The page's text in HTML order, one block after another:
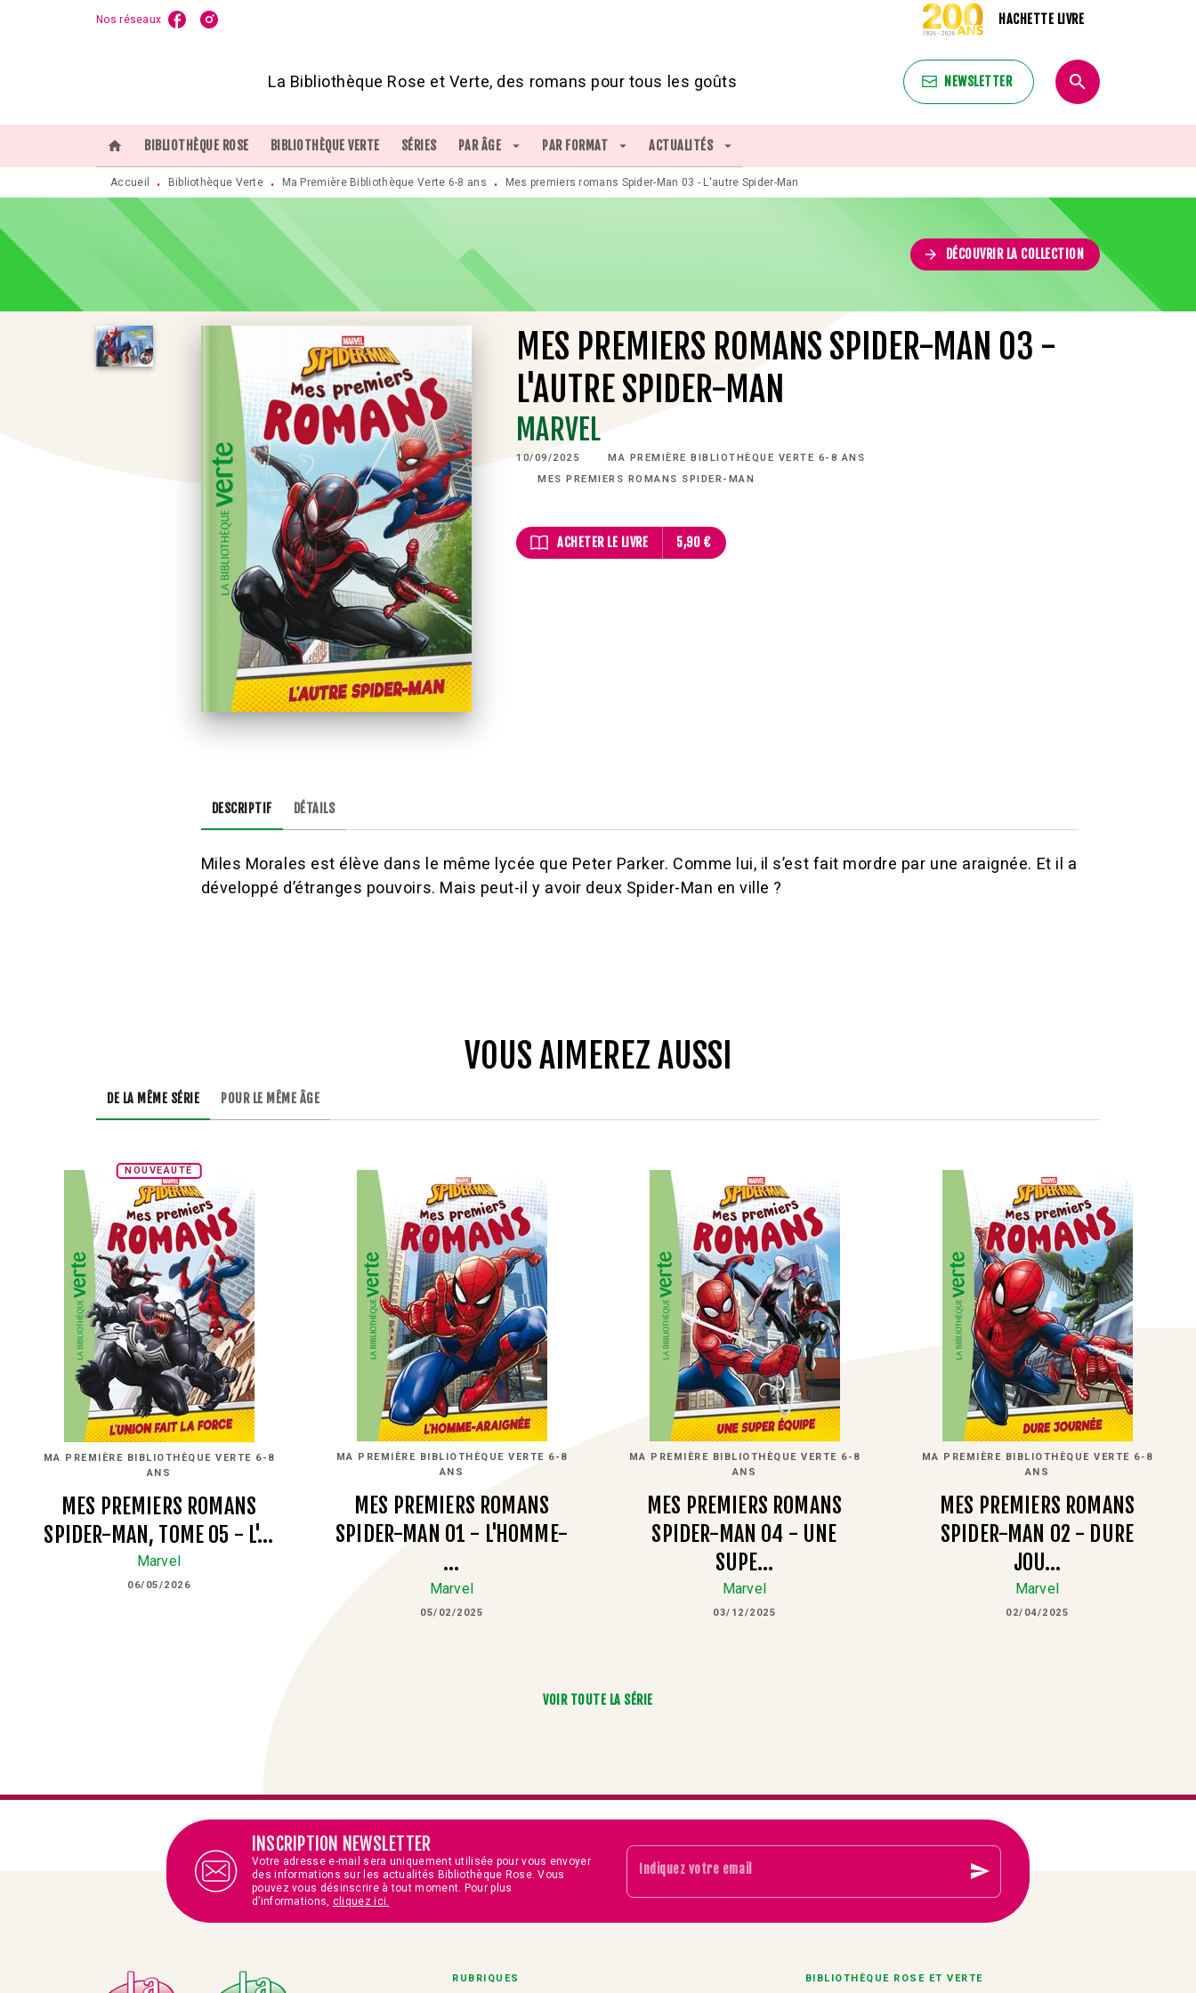
RECHERCHE
Nos réseaux HACHETTE LIVRE
La Bibliothèque Rose et Verte, des romans pour tous les goûts NEWSLETTER search
home BIBLIOTHÈQUE ROSE BIBLIOTHÈQUE VERTE SÉRIES PAR ÂGE arrow_drop_down PAR FORMAT arrow_drop_down ACTUALITÉS arrow_drop_down
search
Accueil • Bibliothèque Verte • Ma Première Bibliothèque Verte 6-8 ans • Mes premiers romans Spider-Man 03 - L'autre Spider-Man
arrow_forward DÉCOUVRIR LA COLLECTION
MES PREMIERS ROMANS SPIDER-MAN 03 -
L'AUTRE SPIDER-MAN
MARVEL
10/09/2025
MA PREMIÈRE BIBLIOTHÈQUE VERTE 6-8 ANS
MES PREMIERS ROMANS SPIDER-MAN
ACHETER LE LIVRE 5,90 €
DESCRIPTIF DÉTAILS
Miles Morales est élève dans le même lycée que Peter Parker. Comme lui, il s’est fait mordre par une araignée. Et il a
développé d’étranges pouvoirs. Mais peut-il y avoir deux Spider-Man en ville ?
VOUS AIMEREZ AUSSI
DE LA MÊME SÉRIE POUR LE MÊME ÂGE
NOUVEAUTÉ
MA PREMIÈRE BIBLIOTHÈQUE VERTE 6-8
ANS
MES PREMIERS ROMANS
SPIDER-MAN, TOME 05 - L'…
Marvel
06/05/2026
MA PREMIÈRE BIBLIOTHÈQUE VERTE 6-8
ANS
MES PREMIERS ROMANS
SPIDER-MAN 01 - L'HOMME-
…
Marvel
05/02/2025
MA PREMIÈRE BIBLIOTHÈQUE VERTE 6-8
ANS
MES PREMIERS ROMANS
SPIDER-MAN 04 - UNE
SUPE…
Marvel
03/12/2025
MA PREMIÈRE BIBLIOTHÈQUE VERTE 6-8
ANS
MES PREMIERS ROMANS
SPIDER-MAN 02 - DURE
JOU…
Marvel
02/04/2025
VOIR TOUTE LA SÉRIE
INSCRIPTION NEWSLETTER
Votre adresse e-mail sera uniquement utilisée pour vous envoyer
des informations sur les actualités Bibliothèque Rose. Vous
pouvez vous désinscrire à tout moment. Pour plus
d’informations, cliquez ici.
Indiquez votre email send
RUBRIQUES BIBLIOTHÈQUE ROSE ET VERTE